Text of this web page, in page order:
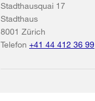
Stadthausquai 17
Stadthaus
8001 Zürich
Telefon +41 44 412 36 99